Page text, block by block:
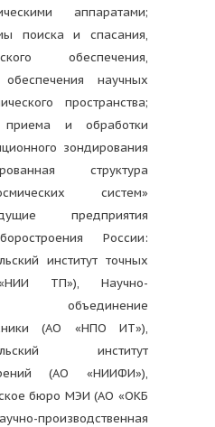
аппаратами;
поиска и спасания,
обеспечения,
обеспечения научных
пространства;
и обработки
зондирования
структура
систем»
предприятия
России:
институт точных
ТП»), Научно-
объединение
(АО «НПО ИТ»),
институт
(АО «НИИФИ»),
бюро МЭИ (АО «ОКБ